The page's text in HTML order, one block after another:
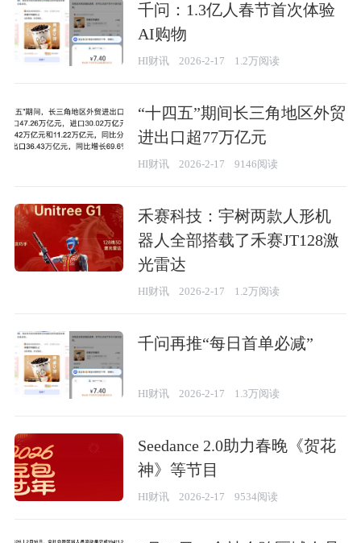
千问：1.3亿人春节首次体验
AI购物
HI财讯 2026-2-17 1.2万阅读
“十四五”期间长三角地区外贸
进出口超77万亿元
HI财讯 2026-2-17 9146阅读
禾赛科技：宇树两款人形机
器人全部搭载了禾赛JT128激
光雷达
HI财讯 2026-2-17 1.2万阅读
千问再推“每日首单必减”
HI财讯 2026-2-17 1.3万阅读
Seedance 2.0助力春晚《贺花
神》等节目
HI财讯 2026-2-17 9534阅读